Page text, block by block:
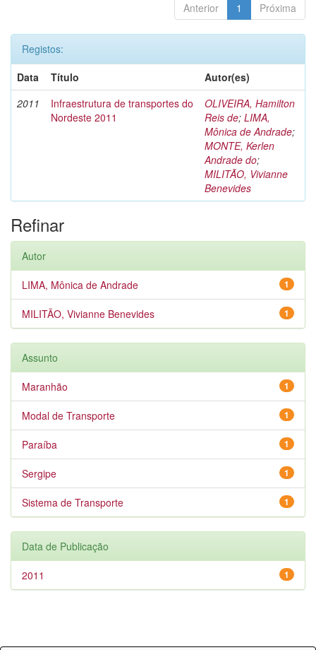
Anterior 1 Próxima
Registos:
Data
Título
Autor(es)
2011
Infraestrutura de transportes do
Nordeste 2011
OLIVEIRA, Hamilton
Reis de; LIMA,
Mônica de Andrade;
MONTE, Kerlen
Andrade do;
MILITÃO, Vivianne
Benevides
Refinar
Autor
1
LIMA, Mônica de Andrade
1
MILITÃO, Vivianne Benevides
Assunto
1
Maranhão
1
Modal de Transporte
1
Paraíba
1
Sergipe
1
Sistema de Transporte
Data de Publicação
1
2011